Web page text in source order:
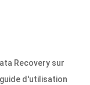
Recovery sur
d'utilisation